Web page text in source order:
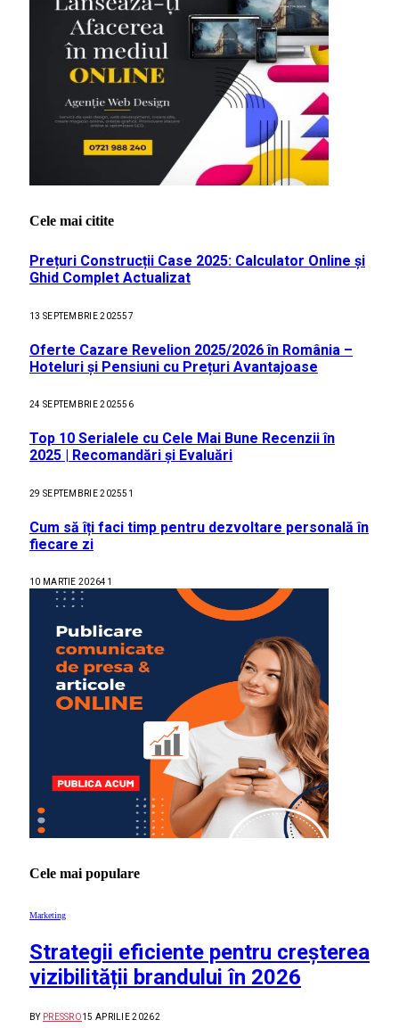
Cele mai citite
Prețuri Construcții Case 2025: Calculator Online și
Ghid Complet Actualizat
13 SEPTEMBRIE 202557
Oferte Cazare Revelion 2025/2026 în România –
Hoteluri și Pensiuni cu Prețuri Avantajoase
24 SEPTEMBRIE 202556
Top 10 Serialele cu Cele Mai Bune Recenzii în
2025 | Recomandări și Evaluări
29 SEPTEMBRIE 202551
Cum să îți faci timp pentru dezvoltare personală în
fiecare zi
10 MARTIE 202641
Cele mai populare
Marketing
Strategii eficiente pentru creșterea
vizibilității brandului în 2026
BY PRESSRO15 APRILIE 20262